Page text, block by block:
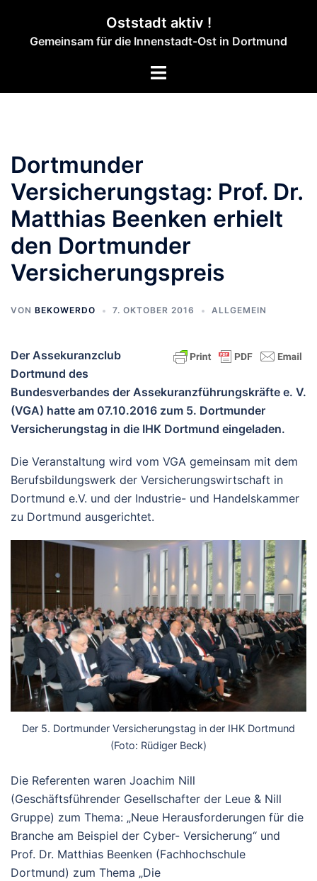
springen
Oststadt aktiv !
Gemeinsam für die Innenstadt-Ost in Dortmund
Menü
Dortmunder
Versicherungstag: Prof. Dr.
Matthias Beenken erhielt
den Dortmunder
Versicherungspreis
VON BEKOWERDO 7. OKTOBER 2016 ALLGEMEIN
Der Assekuranzclub
Dortmund des
Bundesverbandes der Assekuranzführungskräfte e. V.
(VGA) hatte am 07.10.2016 zum 5. Dortmunder
Versicherungstag in die IHK Dortmund eingeladen.
Die Veranstaltung wird vom VGA gemeinsam mit dem
Berufsbildungswerk der Versicherungswirtschaft in
Dortmund e.V. und der Industrie- und Handelskammer
zu Dortmund ausgerichtet.
Der 5. Dortmunder Versicherungstag in der IHK Dortmund
(Foto: Rüdiger Beck)
Die Referenten waren Joachim Nill
(Geschäftsführender Gesellschafter der Leue & Nill
Gruppe) zum Thema: „Neue Herausforderungen für die
Branche am Beispiel der Cyber- Versicherung“ und
Prof. Dr. Matthias Beenken (Fachhochschule
Dortmund) zum Thema „Die